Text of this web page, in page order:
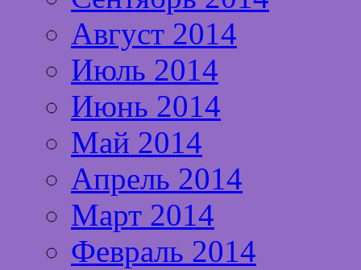
Август 2014
Июль 2014
Июнь 2014
Май 2014
Апрель 2014
Март 2014
Февраль 2014